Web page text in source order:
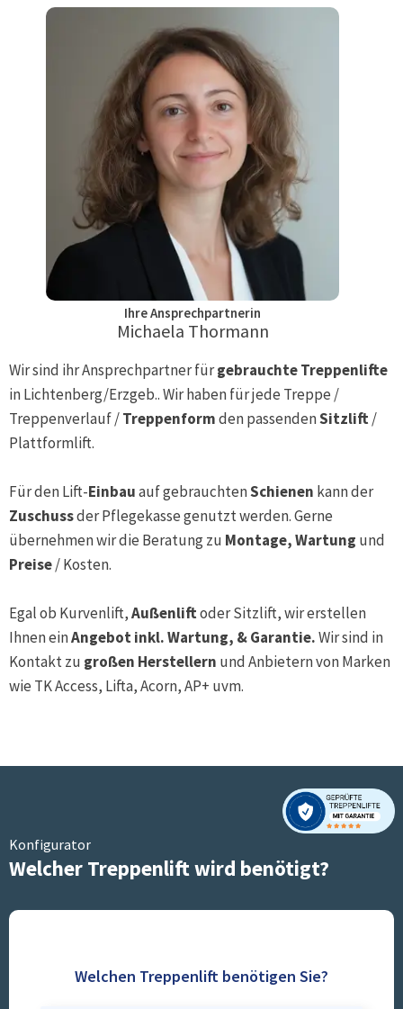
Ihre Ansprechpartnerin
Michaela Thormann
Wir sind ihr Ansprechpartner fürgebrauchte Treppenlifte
inLichtenberg/Erzgeb.. Wir haben für jede Treppe /
Treppenverlauf /Treppenformden passendenSitzlift/
Plattformlift.
Für den Lift-Einbauauf gebrauchtenSchienen kann der
Zuschussder Pflegekasse genutzt werden. Gerne
übernehmen wir die Beratung zu Montage, Wartung und
Preise/ Kosten.
Egal ob Kurvenlift,Außenliftoder Sitzlift, wir erstellen
Ihnen einAngebot inkl. Wartung, & Garantie.Wir sind in
Kontakt zu großen Herstellern und Anbietern von Marken
wie TK Access, Lifta, Acorn, AP+ uvm.
Konfigurator
Welcher Treppenlift wird benötigt?
Welchen Treppenlift benötigen Sie?